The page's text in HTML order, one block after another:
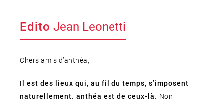
les abonnements
Edito Jean Leonetti
Chers amis d’anthéa,
Il est des lieux qui, au fil du temps, s’imposent
naturellement. anthéa est de ceux-là. Non